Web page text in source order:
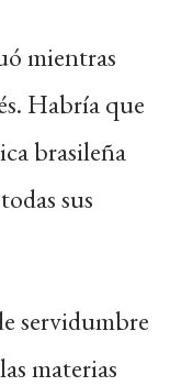
mientras
Habría que
brasileña
sus
servidumbre
materias